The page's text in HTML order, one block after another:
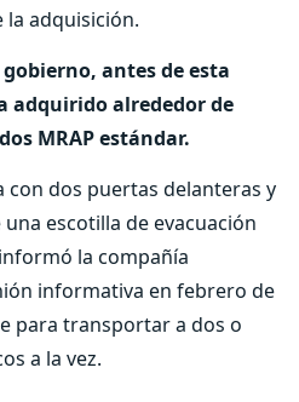
la adquisición.
antes de esta
adquirido alrededor de
MRAP estándar.
con dos puertas delanteras y
escotilla de evacuación
la compañía
informativa en febrero de
para transportar a dos o
a la vez.